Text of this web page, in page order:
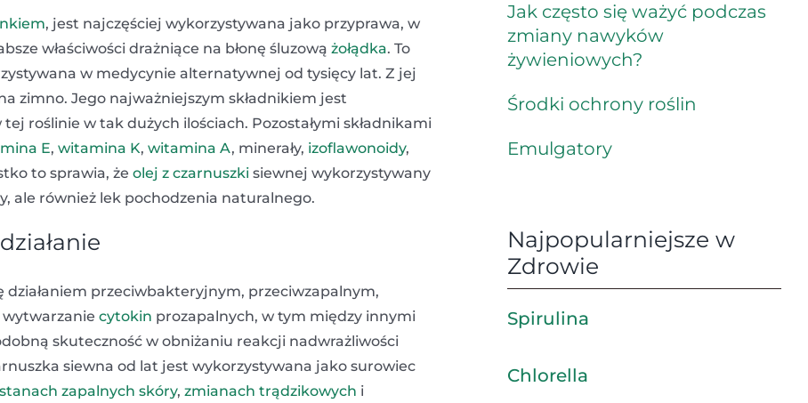
, jest najczęściej wykorzystywana jako przyprawa, w
właściwości drażniące na błonę śluzową żołądka. To
w medycynie alternatywnej od tysięcy lat. Z jej
zimno. Jego najważniejszym składnikiem jest
roślinie w tak dużych ilościach. Pozostałymi składnikami
E, witamina K, witamina A, minerały, izoflawonoidy,
to sprawia, że olej z czarnuszki siewnej wykorzystywany
ale również lek pochodzenia naturalnego.
działaniem przeciwbakteryjnym, przeciwzapalnym,
cytokin prozapalnych, w tym między innymi
skuteczność w obniżaniu reakcji nadwrażliwości
siewna od lat jest wykorzystywana jako surowiec
stanach zapalnych skóry, zmianach trądzikowych i
Jak często się ważyć podczas
zmiany nawyków
żywieniowych?
Środki ochrony roślin
Emulgatory
Najpopularniejsze w
Zdrowie
Spirulina
Chlorella